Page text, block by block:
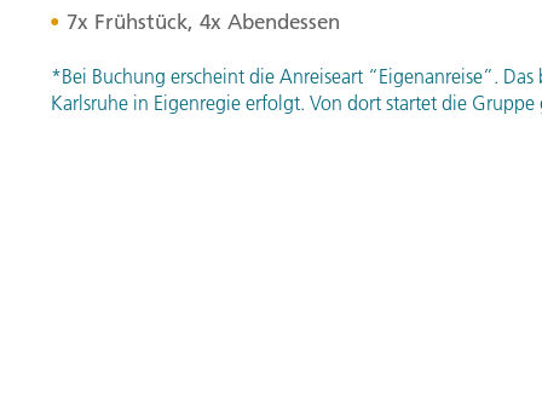
7x Frühstück, 4x Abendessen
*Bei Buchung erscheint die Anreiseart “Eigenanreise”.
Karlsruhe in Eigenregie erfolgt. Von dort startet die